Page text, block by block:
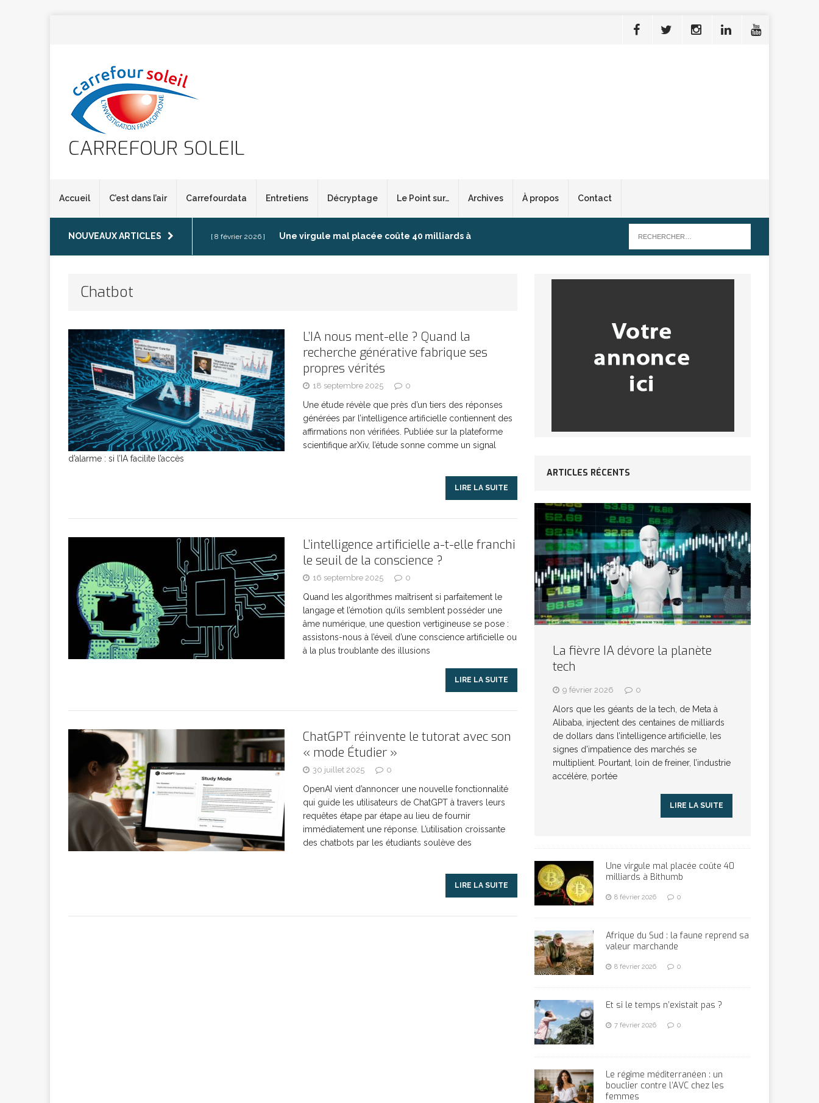
CARREFOUR SOLEIL
Accueil C’est dans l’air Carrefourdata Entretiens Décryptage Le Point sur… Archives À propos Contact
NOUVEAUX ARTICLES [ 8 février 2026 ] Une virgule mal placée coûte 40 milliards à
marchande ARTICLES RÉÇENTS
[ 7 février 2026 ] Et si le temps n’existait pas ?
[ 6 février 2026 ] Le régime méditerranéen : un bouclier contre
Énergie solaire : l’Afrique passe de la pénurie à
l’ambition ARTICLES RÉÇENTS
[ 2 février 2026 ] Washington refuse de payer et met l’ONU en péril
financier ARTICLES RÉÇENTS
[ 15 octobre 2025 ] Madagascar : Rajoelina chassé par « ses »
[ 23 septembre 2025 ]
financement climatique africain ARTICLES RÉÇENTS
[ 22 septembre 2025 ] L’or de la RDC pillé par une mafia sino-
congolaise, sous protection militaire ARTICLES RÉÇENTS
RÉÇENTS
Chatbot
L’IA nous ment-elle ? Quand la
recherche générative fabrique ses
propres vérités
18 septembre 2025 0
Une étude révèle que près d’un tiers des réponses
générées par l’intelligence artificielle contiennent des
affirmations non vérifiées. Publiée sur la plateforme
scientifique arXiv, l’étude sonne comme un signal
d’alarme : si l’IA facilite l’accès
LIRE LA SUITE
L’intelligence artificielle a-t-elle franchi
le seuil de la conscience ?
16 septembre 2025 0
Quand les algorithmes maîtrisent si parfaitement le
langage et l’émotion qu’ils semblent posséder une
âme numérique, une question vertigineuse se pose :
assistons-nous à l’éveil d’une conscience artificielle ou
à la plus troublante des illusions
LIRE LA SUITE
ChatGPT réinvente le tutorat avec son
« mode Étudier »
30 juillet 2025 0
OpenAI vient d’annoncer une nouvelle fonctionnalité
qui guide les utilisateurs de ChatGPT à travers leurs
requêtes étape par étape au lieu de fournir
immédiatement une réponse. L’utilisation croissante
des chatbots par les étudiants soulève des
LIRE LA SUITE
ARTICLES RÉCENTS
La fièvre IA dévore la planète
tech
9 février 2026 0
Alors que les géants de la tech, de Meta à
Alibaba, injectent des centaines de milliards
de dollars dans l’intelligence artificielle, les
signes d’impatience des marchés se
multiplient. Pourtant, loin de freiner, l’industrie
accélère, portée
LIRE LA SUITE
Une virgule mal placée coûte 40
milliards à Bithumb
8 février 2026 0
Afrique du Sud : la faune reprend sa
valeur marchande
8 février 2026 0
Et si le temps n’existait pas ?
7 février 2026 0
Le régime méditerranéen : un
bouclier contre l’AVC chez les
femmes